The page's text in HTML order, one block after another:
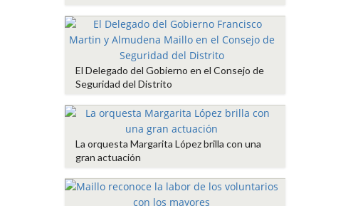
El Delegado del Gobierno en el Consejo de
Seguridad del Distrito
La orquesta Margarita López brilla con una
gran actuación